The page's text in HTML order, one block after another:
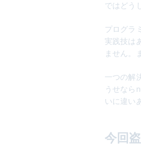
ではどう
プログラ
実践技は
ません。
一つの解
うせなら
いに違い
今回